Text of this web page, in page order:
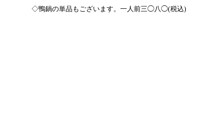
◇鴨鍋の単品もございます。一人前三◯八◯(税込)